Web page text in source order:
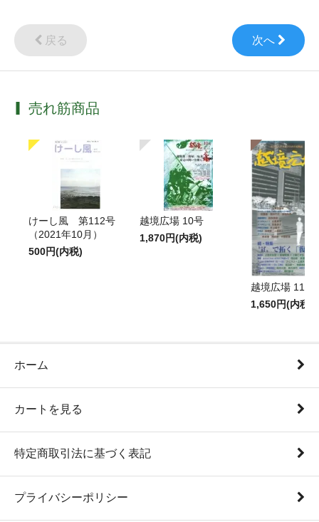
戻る 次へ
売れ筋商品
けーし風 第112号
（2021年10月）
500円(内税)
越境広場 10号
1,870円(内税)
越境広場 11号
1,650円(内税)
ホーム
カートを見る
特定商取引法に基づく表記
プライバシーポリシー